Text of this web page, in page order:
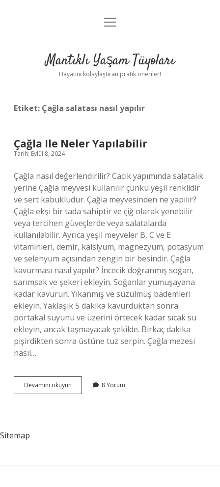
Anasayfa
Yasal Uyarı
menüyü
Mantıklı Yaşam Tüyoları
Hayatını kolaylaştıran pratik öneriler!
Etiket: Çağla salatası nasıl yapılır
Çağla Ile Neler Yapılabilir
Tarih: Eylül 8, 2024
Çağla nasıl değerlendirilir? Cacık yapımında salatalık
yerine Çağla meyvesi kullanılır çünkü yeşil renklidir
ve sert kabukludur. Çağla meyvesinden ne yapılır?
Çağla ekşi bir tada sahiptir ve çiğ olarak yenebilir
veya tercihen güveçlerde veya salatalarda
kullanılabilir. Ayrıca yeşil meyveler B, C ve E
vitaminleri, demir, kalsiyum, magnezyum, potasyum
ve selenyum açısından zengin bir besindir. Çağla
kavurması nasıl yapılır? İncecik doğranmış soğan,
sarımsak ve şekeri ekleyin. Soğanlar yumuşayana
kadar kavurun. Yıkanmış ve süzülmüş bademleri
ekleyin. Yaklaşık 5 dakika kavurduktan sonra
portakal suyunu ve üzerini örtecek kadar sıcak su
ekleyin, ancak taşmayacak şekilde. Birkaç dakika
pişirdikten sonra üstüne tuz serpin. Çağla mezesi
nasıl…
Devamını okuyun
Ile
8 Yorum
Sitemap